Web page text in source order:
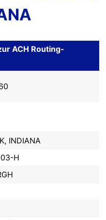
ACH Routing-
INDIANA
H